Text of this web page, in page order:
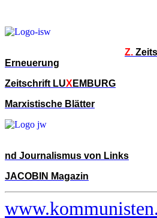
Z.
Erneuerung
Zeitschrift LUX EMBURG
Marxistische Blätter
nd Journalismus von Links
JACOBIN Magazin